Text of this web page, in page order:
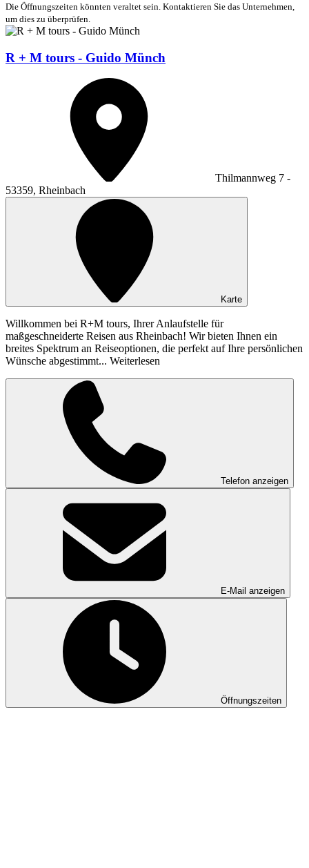
Die Öffnungszeiten könnten veraltet sein. Kontaktieren Sie das Unternehmen,
um dies zu überprüfen.
R + M tours - Guido Münch
Thilmannweg 7 -
53359, Rheinbach
Karte
Willkommen bei R+M tours, Ihrer Anlaufstelle für
maßgeschneiderte Reisen aus Rheinbach! Wir bieten Ihnen ein
breites Spektrum an Reiseoptionen, die perfekt auf Ihre persönlichen
Wünsche abgestimmt... Weiterlesen
Telefon anzeigen
E-Mail anzeigen
Öffnungszeiten